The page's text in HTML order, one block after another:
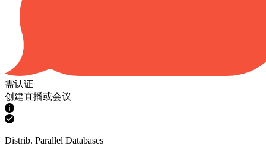
需认证
创建直播或会议
Distrib. Parallel Databases